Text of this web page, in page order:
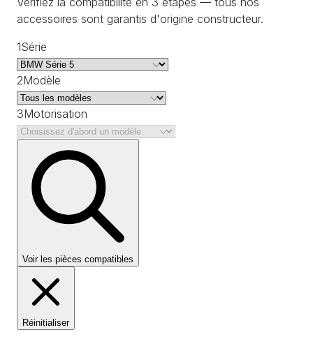
accessoires sont garantis d'origine constructeur.
1Série
2Modèle
3Motorisation
Voir les pièces compatibles
Réinitialiser